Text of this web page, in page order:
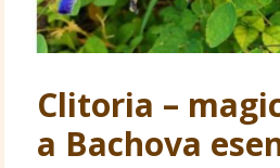
Clitoria –
a Bachova